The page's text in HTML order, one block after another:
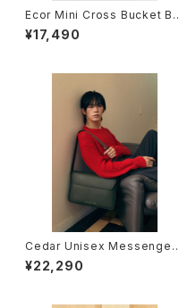
Ecor Mini Cross Bucket Ba
g (Blue)
¥17,490
Cedar Unisex Messenger
Bag (Khaki)
¥22,290